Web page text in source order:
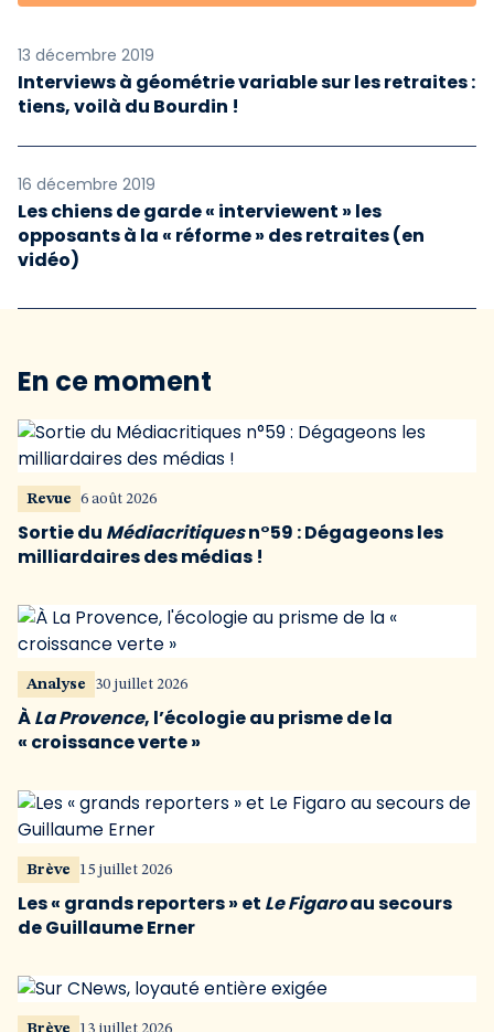
13 décembre 2019
Interviews à géométrie variable sur les retraites :
tiens, voilà du Bourdin !
16 décembre 2019
Les chiens de garde « interviewent » les
opposants à la « réforme » des retraites (en
vidéo)
En ce moment
Revue 6 août 2026
Sortie du Médiacritiquesn°59 : Dégageons les
milliardaires des médias !
Analyse 30 juillet 2026
ÀLa Provence, l’écologie au prisme de la
« croissance verte »
Brève 15 juillet 2026
Les « grands reporters » et Le Figaroau secours
de Guillaume Erner
Brève 13 juillet 2026